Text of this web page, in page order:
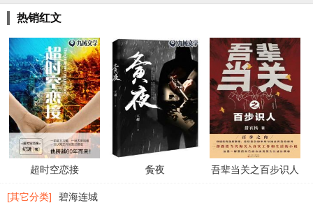
热销红文
超时空恋接 夤夜 吾辈当关之百步识人
[其它分类] 碧海连城